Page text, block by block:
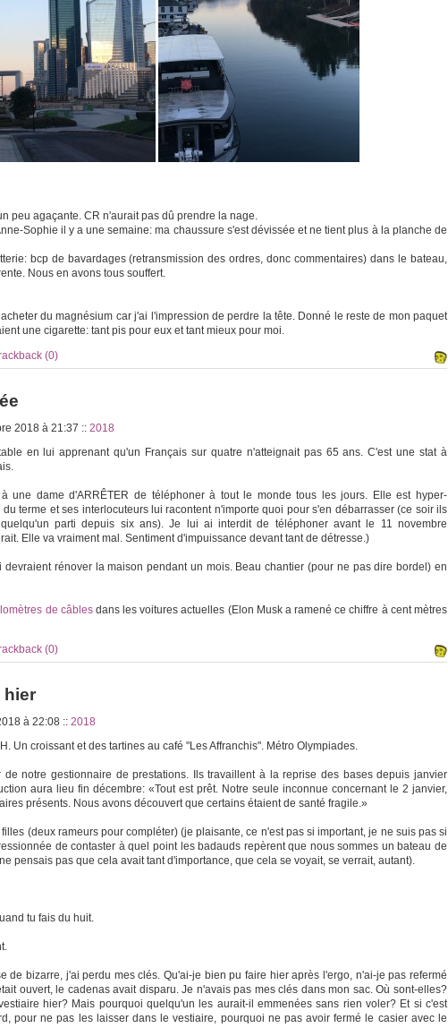
peu agaçante. CR n'aurait pas dû prendre la nage.
Sophie il y a une semaine: ma chaussure s'est dévissée et ne tient plus à la planche de
bcp de bavardages (retransmission des ordres, donc commentaires) dans le bateau,
Nous en avons tous souffert.
du magnésium car j'ai l'impression de perdre la tête. Donné le reste de mon paquet
une cigarette: tant pis pour eux et tant mieux pour moi.
(0)
2018 à 21:37 :: 2018
en lui apprenant qu'un Français sur quatre n'atteignait pas 65 ans. C'est une stat à
une dame d'ARRÊTER de téléphoner à tout le monde tous les jours. Elle est hyper-
terme et ses interlocuteurs lui racontent n'importe quoi pour s'en débarrasser (ce soir ils
parti depuis six ans). Je lui ai interdit de téléphoner avant le 11 novembre
Elle va vraiment mal. Sentiment d'impuissance devant tant de détresse.)
devraient rénover la maison pendant un mois. Beau chantier (pour ne pas dire bordel) en
de câblesdans les voitures actuelles (Elon Musk a ramené ce chiffre à cent mètres
(0)
hier
à 22:08 :: 2018
Un croissant et des tartines au café "Les Affranchis". Métro Olympiades.
de notre gestionnaire de prestations. Ils travaillent à la reprise des bases depuis janvier
aura lieu fin décembre: «Tout est prêt. Notre seule inconnue concernant le 2 janvier,
présents. Nous avons découvert que certains étaient de santé fragile.»
(deux rameurs pour compléter) (je plaisante, ce n'est pas si important, je ne suis pas si
de contaster à quel point les badauds repèrent que nous sommes un bateau de
pensais pas que cela avait tant d'importance, que cela se voyait, se verrait, autant).
tu fais du huit.
de bizarre, j'ai perdu mes clés. Qu'ai-je bien pu faire hier après l'ergo, n'ai-je pas refermé
ouvert, le cadenas avait disparu. Je n'avais pas mes clés dans mon sac. Où sont-elles?
hier? Mais pourquoi quelqu'un les aurait-il emmenées sans rien voler? Et si c'est
pour ne pas les laisser dans le vestiaire, pourquoi ne pas avoir fermé le casier avec le